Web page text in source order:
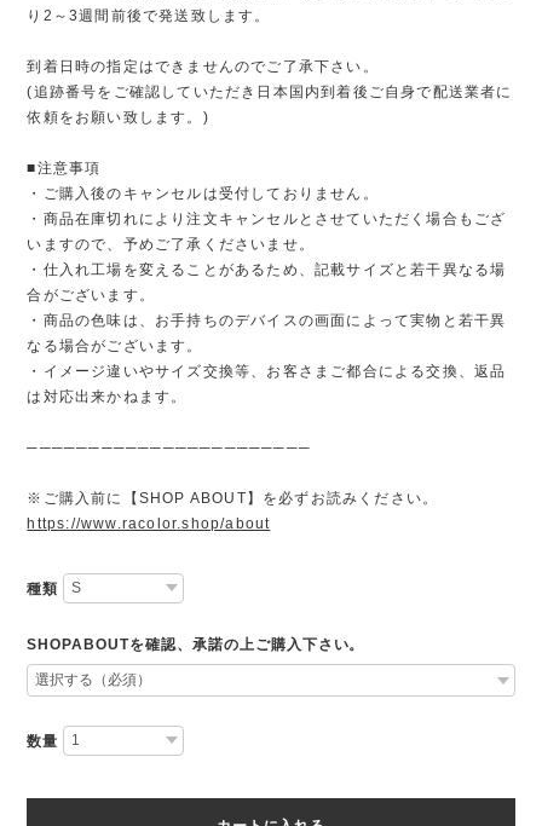
り2～3週間前後で発送致します。
到着日時の指定はできませんのでご了承下さい。
(追跡番号をご確認していただき日本国内到着後ご自身で配送業者に
依頼をお願い致します。)
■注意事項
・ご購入後のキャンセルは受付しておりません。
・商品在庫切れにより注文キャンセルとさせていただく場合もござ
いますので、予めご了承くださいませ。
・仕入れ工場を変えることがあるため、記載サイズと若干異なる場
合がございます。
・商品の色味は、お手持ちのデバイスの画面によって実物と若干異
なる場合がございます。
・イメージ違いやサイズ交換等、お客さまご都合による交換、返品
は対応出来かねます。
───────────────────────
※ご購入前に【SHOP ABOUT】を必ずお読みください。
https://www.racolor.shop/about
種類
SHOPABOUTを確認、承諾の上ご購入下さい。
数量